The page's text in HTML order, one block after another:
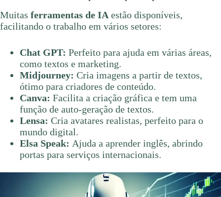
Muitas ferramentas de IA estão disponíveis,
facilitando o trabalho em vários setores:
Chat GPT: Perfeito para ajuda em várias áreas,
como textos e marketing.
Midjourney: Cria imagens a partir de textos,
ótimo para criadores de conteúdo.
Canva: Facilita a criação gráfica e tem uma
função de auto-geração de textos.
Lensa: Cria avatares realistas, perfeito para o
mundo digital.
Elsa Speak: Ajuda a aprender inglês, abrindo
portas para serviços internacionais.